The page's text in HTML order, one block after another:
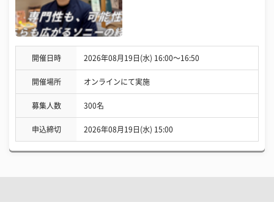
開催日時 2026年08月19日(水) 16:00〜16:50
開催場所 オンラインにて実施
募集人数 300名
申込締切 2026年08月19日(水) 15:00